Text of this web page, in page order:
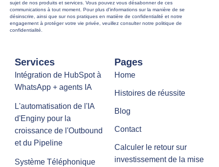
sujet de nos produits et services. Vous pouvez vous désabonner de ces
communications à tout moment. Pour plus d'informations sur la manière de se
désinscrire, ainsi que sur nos pratiques en matière de confidentialité et notre
engagement à protéger votre vie privée, veuillez consulter notre politique de
confidentialité.
Services
Intégration de HubSpot à
WhatsApp + agents IA
L'automatisation de l'IA
d'Enginy pour la
croissance de l'Outbound
et du Pipeline
Système Téléphonique
Pages
Home
Histoires de réussite
Blog
Contact
Calculer le retour sur
investissement de la mise